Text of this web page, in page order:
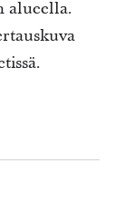
alueella.